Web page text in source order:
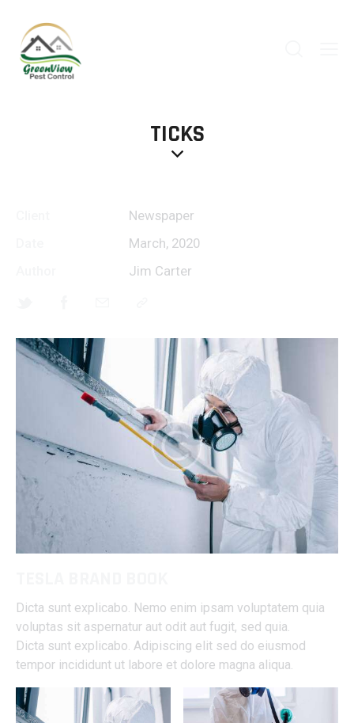
TICKS
Newspaper
March, 2020
Jim Carter
Dicta sunt explicabo. Nemo enim ipsam voluptatem quia
voluptas sit aspernatur aut odit aut fugit, sed quia.
Dicta sunt explicabo. Adipiscing elit sed do eiusmod
tempor incididunt ut labore et dolore magna aliqua.